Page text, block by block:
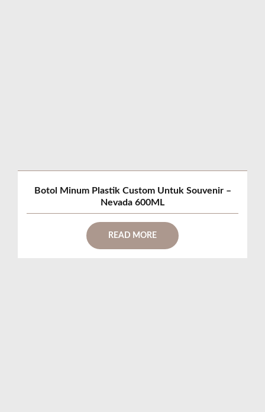
Botol Minum Plastik Custom Untuk Souvenir –
Nevada 600ML
READ MORE